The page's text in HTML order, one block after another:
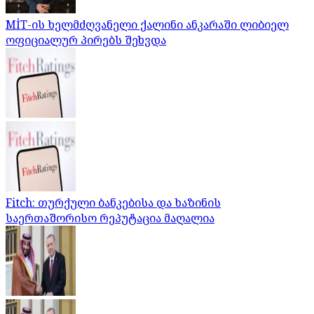
MİT-ის ხელმძღვანელი ქალინი ანკარაში ლიბიელ
ოფიციალურ პირებს შეხვდა
Fitch: თურქული ბანკებისა და ხაზინის
საერთაშორისო რეპუტაცია მაღალია